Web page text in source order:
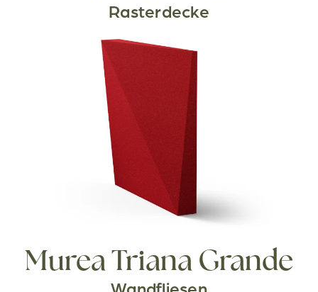
Rasterdecke
Murea Triana Grande